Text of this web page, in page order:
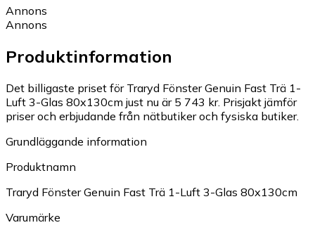
Annons
Annons
Produktinformation
Det billigaste priset för Traryd Fönster Genuin Fast Trä 1-
Luft 3-Glas 80x130cm just nu är 5 743 kr. Prisjakt jämför
priser och erbjudande från nätbutiker och fysiska butiker.
Grundläggande information
Produktnamn
Traryd Fönster Genuin Fast Trä 1-Luft 3-Glas 80x130cm
Varumärke